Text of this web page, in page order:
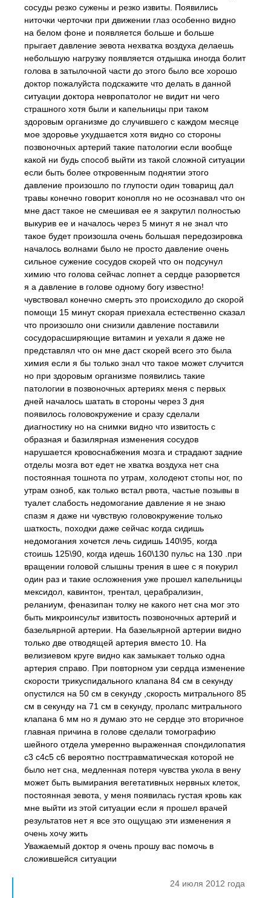
сосуды резко сужены и резко извиты. Появились
ниточки черточки при движении глаз особенно видно
на белом фоне и появляется больше и больше
прыгает давление зевота нехватка воздуха делаешь
небольшую нагрузку появляется отдышка иногда болит
голова в затылочной части до этого было все хорошо
доктор пожалуйста подскажите что делать в данной
ситуации доктора невропатолог не видит ни чего
страшного хотя были и капельницы при таком
здоровым организме до случившего с каждом месяце
мое здоровье ухудшается хотя видно со стороны
позвоночных артерий такие патологии если вообще
какой ни будь способ выйти из такой сложной ситуации
если быть более откровенным поднятии этого
давление произошло по глупости один товарищ дал
травы конечно говорит конопля но не осознавал что он
мне даст такое не смешивая ее я закрутил полностью
выкурив ее и началось через 5 минут я не знал что
такое будет произошла очень большая передозировка
началось волнами было не просто давление очень
сильное сужение сосудов скорей что он подсунул
химию что голова сейчас лопнет а сердце разорвется
я а давление в голове одному богу известно!
чувствовал конечно смерть это происходило до скорой
помощи 15 минут скорая приехала естественно сказал
что произошло они снизили давление поставили
сосудорасширяющие витамин и уехали я даже не
представлял что он мне даст скорей всего это была
химия если я бы только знал что такое может случится
но при здоровым организме появились такие
патологии в позвоночных артериях меня с первых
дней началось шатать в стороны через 3 дня
появилось головокружение и сразу сделали
диагностику но на снимки видно что извитость с
образная и базилярная изменения сосудов
нарушается кровоснабжения мозга и страдают задние
отделы мозга вот едет не хватка воздуха нет сна
постоянная тошнота по утрам, холодеют стопы ног, по
утрам озноб, как только встал рвота, частые позывы в
туалет слабость недомогание давление я не знаю
спазм я даже ни чувствую головокружение только
шаткость, походки даже сейчас когда сидишь
недомогания хочется лечь сидишь 140\95, когда
стоишь 125\90, когда идешь 160\130 пульс на 130 .при
вращении головой слышны трения в шее c я покурил
один раз и такие осложнения уже прошел капельницы
мексидол, кавинтон, трентал, церабрализин,
реланиум, феназипан толку не какого нет сна мог это
быть микроинсульт извитость позвоночных артерий и
базельярной артерии. На базельярной артерии видно
только две отводящей артерия вместо 10. На
велизиевом круге видно как замыкает только одна
артерия справо. При повторном узи сердца изменение
скорости трикуспидального клапана 84 см в секунду
опустился на 50 см в секунду ,скорость митрального 85
см в секунду на 71 см в секунду, пролапс митрального
клапана 6 мм но я думаю это не сердце это вторичное
главная причина в голове сделали томографию
шейного отдела умеренно выраженная спондилопатия
с3 с4с5 с6 вероятно посттравматическая которой не
было нет сна, медленная потеря чувства укола в вену
может быть вымирания вегетативных нервных клеток,
постоянная зевота, у меня появилась густая кровь как
мне выйти из этой ситуации если я прошел врачей
результатов нет я все это ощущаю эти изменения я
очень хочу жить
Уважаемый доктор я очень прошу вас помочь в
сложившейся ситуации
24 июля 2012 года